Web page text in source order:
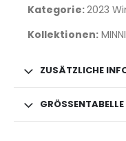
Kategorie:2023
Kollektionen:
ZUSÄTZLICHE
GRÖSSENTABELLE